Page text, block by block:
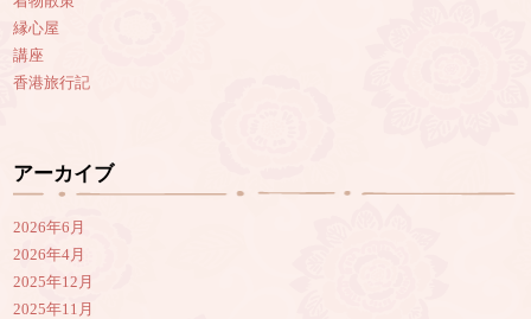
縁心屋
講座
香港旅行記
アーカイブ
2026年6月
2026年4月
2025年12月
2025年11月